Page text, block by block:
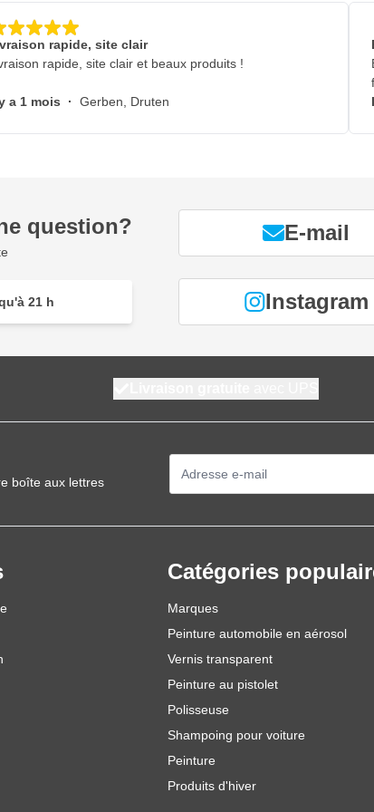
rapide, site clair
rapide, site clair et beaux produits !
a 1 mois · Gerben, Druten
question?
21 h
E-mail
Instagram
boîte aux lettres
Catégories
Marques
Peinture automobile en aérosol
Vernis transparent
Peinture au pistolet
Polisseuse
Shampoing pour voiture
Peinture
Produits d'hiver